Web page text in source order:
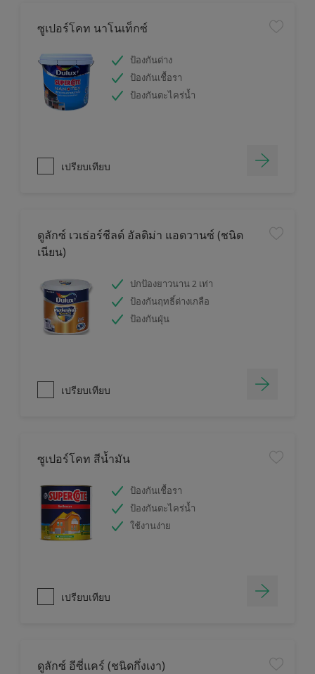
ซูเปอร์โคท นาโนเท็กซ์
ป้องกันด่าง
ป้องกันเชื้อรา
ป้องกันตะไคร่น้ำ
เปรียบเทียบ
ดูลักซ์ เวเธ่อร์ชีลด์ อัลติม่า แอดวานซ์ (ชนิด
เนียน)
ปกป้องยาวนาน 2 เท่า
ป้องกันฤทธิ์ด่างเกลือ
ป้องกันฝุ่น
เปรียบเทียบ
ซูเปอร์โคท สีน้ำมัน
ป้องกันเชื้อรา
ป้องกันตะไคร่น้ำ
ใช้งานง่าย
เปรียบเทียบ
ดูลักซ์ อีซี่แคร์ (ชนิดกึ่งเงา)